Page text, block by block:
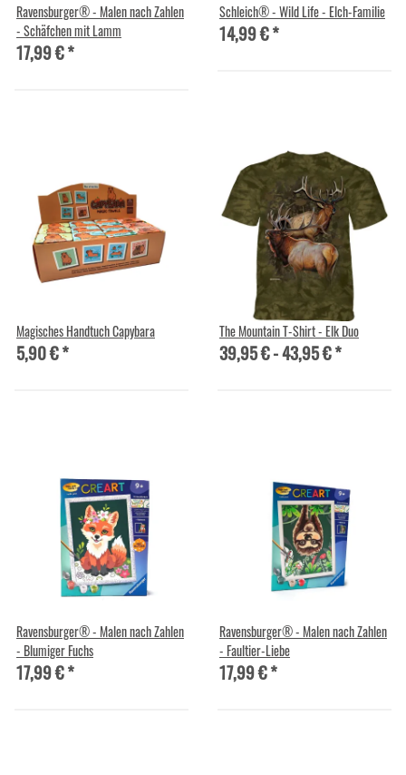
Ravensburger® - Malen nach Zahlen
- Schäfchen mit Lamm
17,99 €*
Schleich® - Wild Life - Elch-Familie
14,99 €*
Magisches Handtuch Capybara
5,90 €*
The Mountain T-Shirt - Elk Duo
39,95 € -43,95 €*
Ravensburger® - Malen nach Zahlen
- Blumiger Fuchs
17,99 €*
Ravensburger® - Malen nach Zahlen
- Faultier-Liebe
17,99 €*